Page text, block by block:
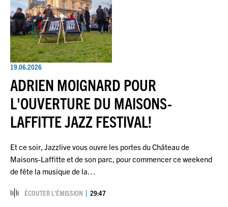
19.06.2026
ADRIEN MOIGNARD POUR
L'OUVERTURE DU MAISONS-
LAFFITTE JAZZ FESTIVAL!
Et ce soir, Jazzlive vous ouvre les portes du Château de
Maisons-Laffitte et de son parc, pour commencer ce weekend
de fête la musique de la…
ÉCOUTER L’ÉMISSION 29:47